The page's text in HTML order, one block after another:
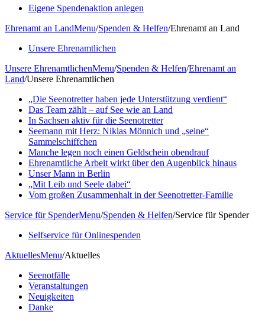
Eigene Spendenaktion anlegen
Ehrenamt an LandMenu/Spenden & Helfen/Ehrenamt an Land
Unsere Ehrenamtlichen
Unsere EhrenamtlichenMenu/Spenden & Helfen/Ehrenamt an
Land/Unsere Ehrenamtlichen
„Die Seenotretter haben jede Unterstützung verdient“
Das Team zählt – auf See wie an Land
In Sachsen aktiv für die Seenotretter
Seemann mit Herz: Niklas Mönnich und „seine“
Sammelschiffchen
Manche legen noch einen Geldschein obendrauf
Ehrenamtliche Arbeit wirkt über den Augenblick hinaus
Unser Mann in Berlin
„Mit Leib und Seele dabei“
Vom großen Zusammenhalt in der Seenotretter-Familie
Service für SpenderMenu/Spenden & Helfen/Service für Spender
Selfservice für Onlinespenden
AktuellesMenu/Aktuelles
Seenotfälle
Veranstaltungen
Neuigkeiten
Danke